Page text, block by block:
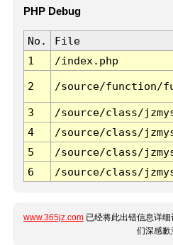
PHP Debug
No. File
1
/index.php
2 /source/function/
3 /source/class/
4
/source/class/
5
/source/class/
6
/source/class/
www.365jz.com 已经将此出错信息详
们深感歉